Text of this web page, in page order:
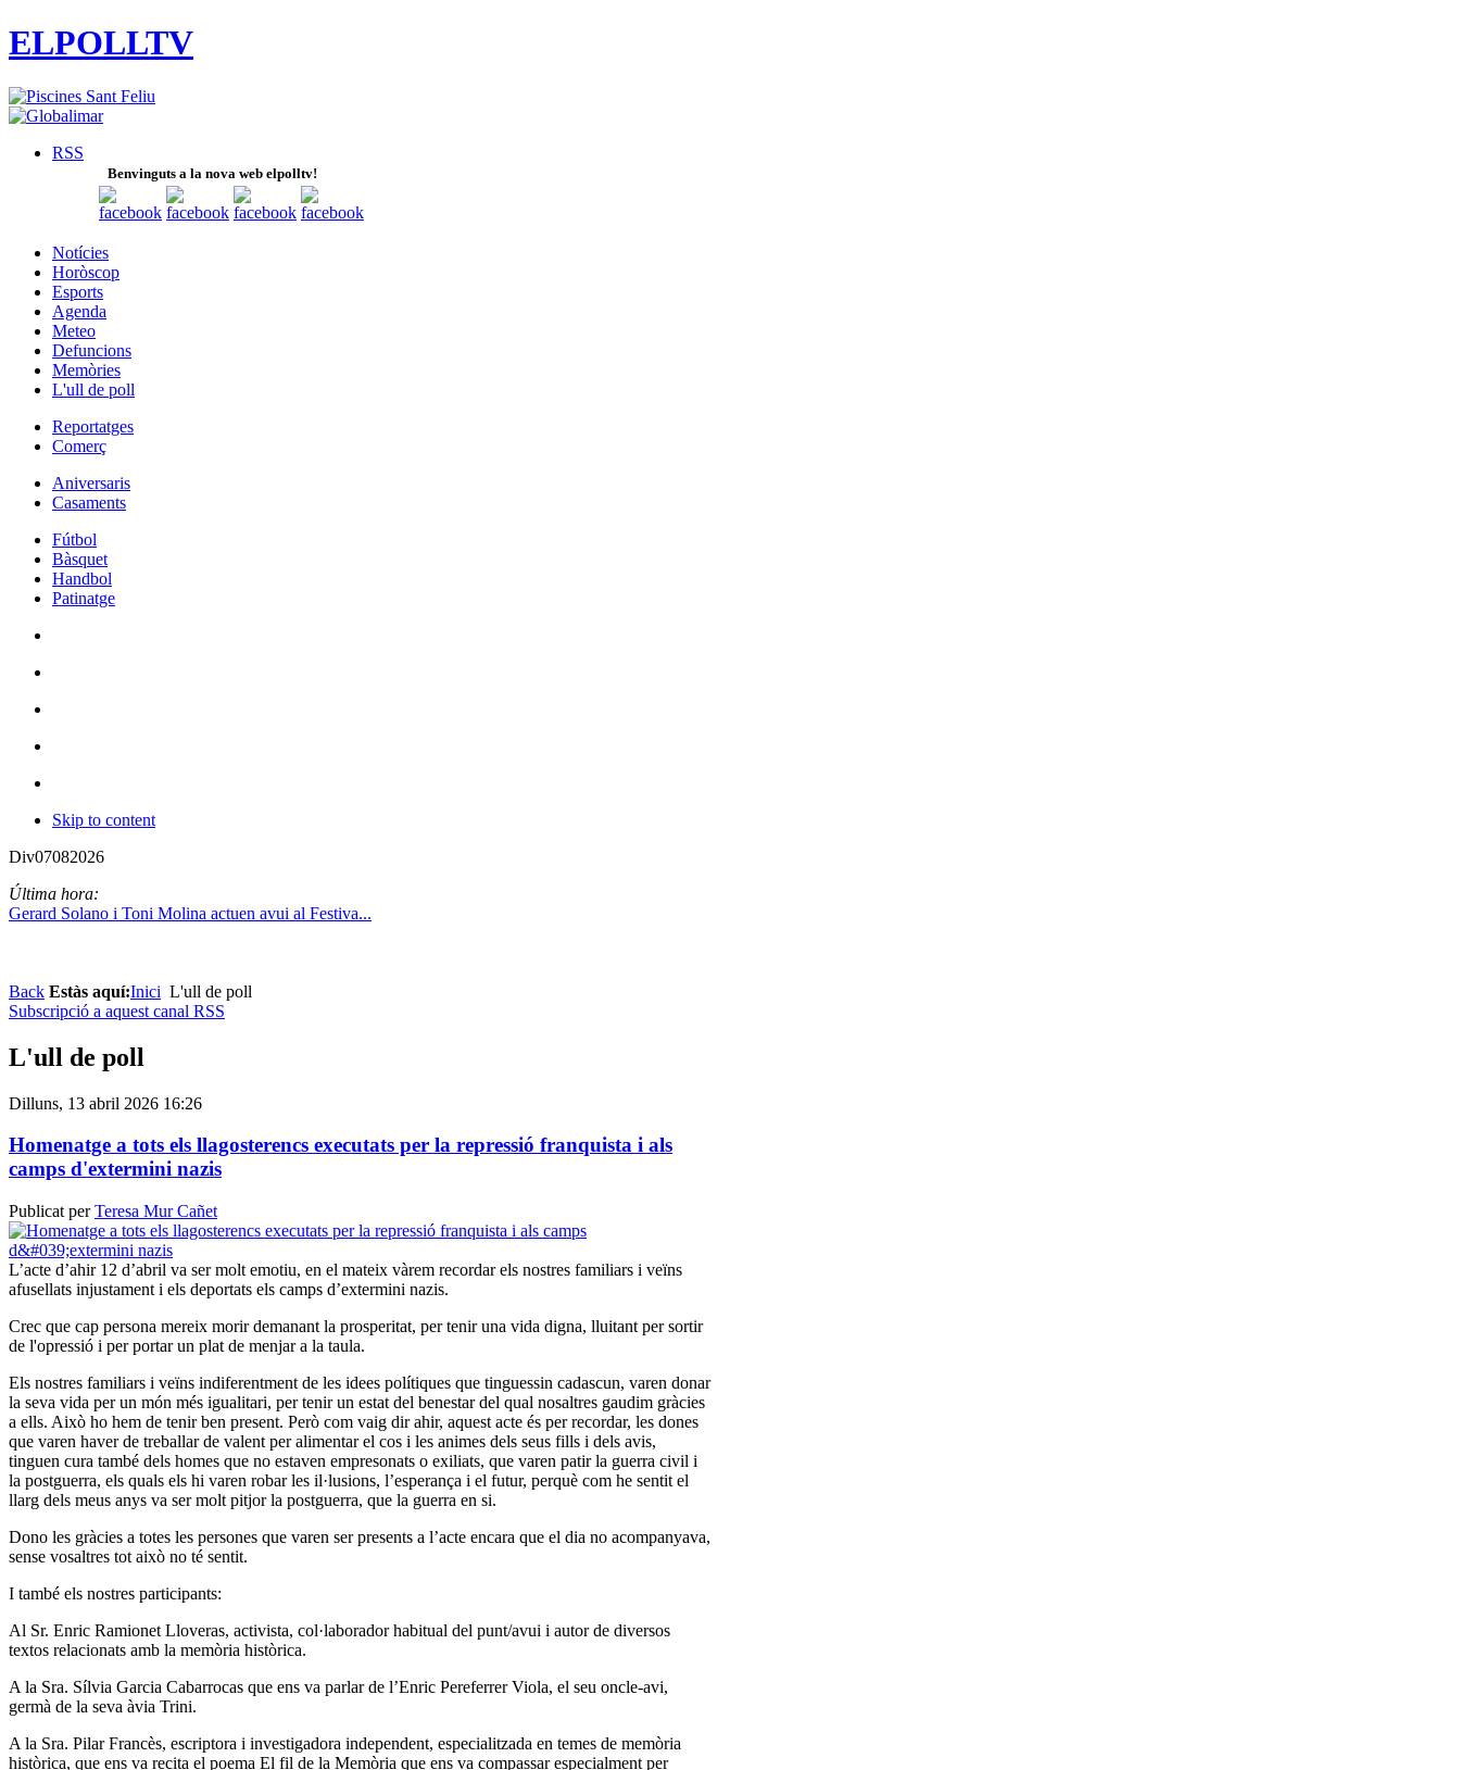
ELPOLLTV
RSS
Benvinguts a la nova web elpolltv!
Notícies
Horòscop
Esports
Agenda
Meteo
Defuncions
Memòries
L'ull de poll
Reportatges
Comerç
Aniversaris
Casaments
Fútbol
Bàsquet
Handbol
Patinatge
Skip to content
Div07082026
Última hora:
Gerard Solano i Toni Molina actuen avui al Festiva...
Back Estàs aquí:Inici L'ull de poll
Subscripció a aquest canal RSS
L'ull de poll
Dilluns, 13 abril 2026 16:26
Homenatge a tots els llagosterencs executats per la repressió franquista i als
camps d'extermini nazis
Publicat perTeresa Mur Cañet
L’acte d’ahir 12 d’abril va ser molt emotiu, en el mateix vàrem recordar els nostres familiars i veïns
afusellats injustament i els deportats els camps d’extermini nazis.
Crec que cap persona mereix morir demanant la prosperitat, per tenir una vida digna, lluitant per sortir
de l'opressió i per portar un plat de menjar a la taula.
Els nostres familiars i veïns indiferentment de les idees polítiques que tinguessin cadascun, varen donar
la seva vida per un món més igualitari, per tenir un estat del benestar del qual nosaltres gaudim gràcies
a ells. Això ho hem de tenir ben present. Però com vaig dir ahir, aquest acte és per recordar, les dones
que varen haver de treballar de valent per alimentar el cos i les animes dels seus fills i dels avis,
tinguen cura també dels homes que no estaven empresonats o exiliats, que varen patir la guerra civil i
la postguerra, els quals els hi varen robar les il·lusions, l’esperança i el futur, perquè com he sentit el
llarg dels meus anys va ser molt pitjor la postguerra, que la guerra en si.
Dono les gràcies a totes les persones que varen ser presents a l’acte encara que el dia no acompanyava,
sense vosaltres tot això no té sentit.
I també els nostres participants:
Al Sr. Enric Ramionet Lloveras, activista, col·laborador habitual del punt/avui i autor de diversos
textos relacionats amb la memòria històrica.
A la Sra. Sílvia Garcia Cabarrocas que ens va parlar de l’Enric Pereferrer Viola, el seu oncle-avi,
germà de la seva àvia Trini.
A la Sra. Pilar Francès, escriptora i investigadora independent, especialitzada en temes de memòria
històrica, que ens va recita el poema El fil de la Memòria que ens va compassar especialment per